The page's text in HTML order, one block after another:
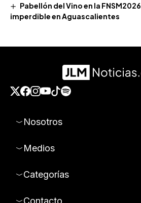
Pabellón del Vino en la
imperdible en Aguascalientes
Nosotros
Medios
Categorías
Contacto